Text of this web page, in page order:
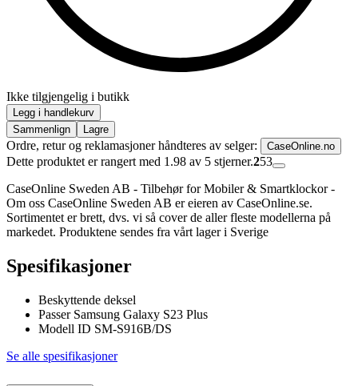
Ikke tilgjengelig i butikk
Legg i handlekurv
Sammenlign
Lagre
Ordre, retur og reklamasjoner håndteres av selger: CaseOnline.no
Dette produktet er rangert med 1.98 av 5 stjerner.253
CaseOnline Sweden AB - Tilbehør for Mobiler & Smartklockor -
Om oss CaseOnline Sweden AB er eieren av CaseOnline.se.
Sortimentet er brett, dvs. vi så cover de aller fleste modellerna på
markedet. Produktene sendes fra vårt lager i Sverige
Spesifikasjoner
Beskyttende deksel
Passer Samsung Galaxy S23 Plus
Modell ID SM-S916B/DS
Se alle spesifikasjoner